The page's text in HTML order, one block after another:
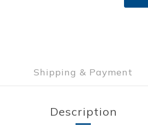
Shipping & Payment
Description